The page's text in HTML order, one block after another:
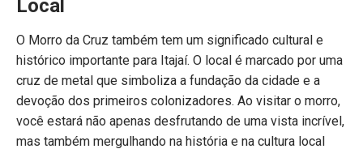
Local
O Morro da Cruz também tem um significado cultural e
histórico importante para Itajaí. O local é marcado por uma
cruz de metal que simboliza a fundação da cidade e a
devoção dos primeiros colonizadores. Ao visitar o morro,
você estará não apenas desfrutando de uma vista incrível,
mas também mergulhando na história e na cultura local